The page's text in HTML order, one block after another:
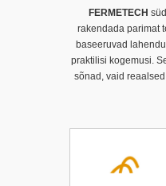
FERMETECH
rakendada parimat
baseeruvad
praktilisi kogemusi.
sõnad, vaid